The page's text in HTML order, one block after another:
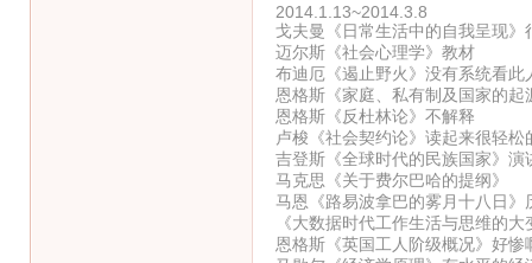
2014.1.13~2014.3.8
戈夫曼《日常生活中的自我呈现
迈尔斯《社会心理学》教材
布迪厄《遏止野火》没有系统看此
恩格斯《家庭、私有制及国家的
恩格斯《反杜林论》不解释
卢梭《社会契约论》读起来很轻松
吉登斯《全球时代的民族国家》演
马克思《关于费尔巴哈的提纲》
马恩《路易波拿巴的雾月十八日
《大数据时代工作生活与思维的
恩格斯《英国工人阶级概况》好惨